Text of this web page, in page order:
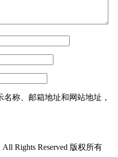
称、邮箱地址和网站地址，
All Rights Reserved 版权所有